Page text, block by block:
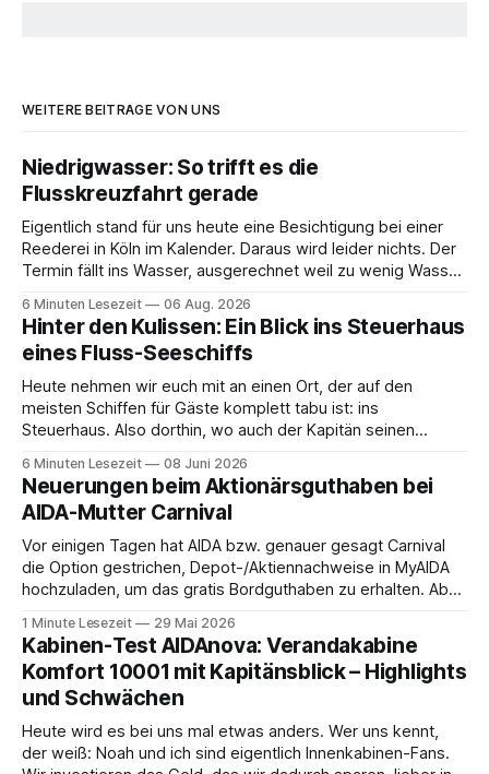
WEITERE BEITRÄGE VON UNS
Niedrigwasser: So trifft es die
Flusskreuzfahrt gerade
Eigentlich stand für uns heute eine Besichtigung bei einer
Reederei in Köln im Kalender. Daraus wird leider nichts. Der
Termin fällt ins Wasser, ausgerechnet weil zu wenig Wasser
und fahren mit Thurgau Travel die Donau hinunter Richtung
Budapest. Auch
6 Minuten Lesezeit 06 Aug. 2026
Hinter den Kulissen: Ein Blick ins Steuerhaus
eines Fluss-Seeschiffs
Heute nehmen wir euch mit an einen Ort, der auf den
meisten Schiffen für Gäste komplett tabu ist: ins
Steuerhaus. Also dorthin, wo auch der Kapitän seinen
Saxonia ging es zur Mittagszeit von Mainz Richtung Koblenz
– und wir durften für ein
6 Minuten Lesezeit 08 Juni 2026
Neuerungen beim Aktionärsguthaben bei
AIDA-Mutter Carnival
Vor einigen Tagen hat AIDA bzw. genauer gesagt Carnival
die Option gestrichen, Depot-/Aktiennachweise in MyAIDA
hochzuladen, um das gratis Bordguthaben zu erhalten. Ab
werden, um das Bordguthaben zu erhalten. Bereits vor
einiger Zeit wurde zudem die Möglichkeit gestrichen, das
Bordguthaben per
1 Minute Lesezeit 29 Mai 2026
Kabinen-Test AIDAnova: Verandakabine
Komfort 10001 mit Kapitänsblick – Highlights
und Schwächen
Heute wird es bei uns mal etwas anders. Wer uns kennt,
der weiß: Noah und ich sind eigentlich Innenkabinen-Fans.